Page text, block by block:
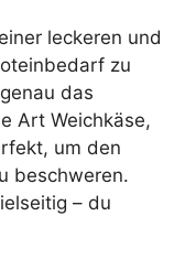
leckeren und
zu
das
Art Weichkäse,
um den
beschweren.
– du